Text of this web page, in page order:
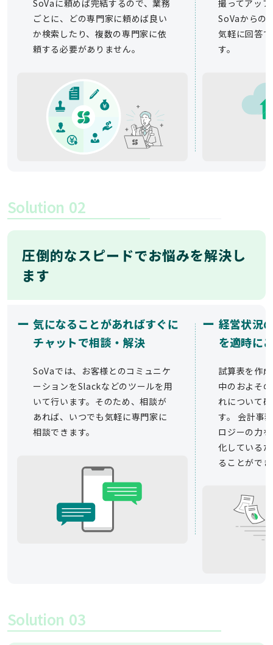
SoVaに頼めば完結するので、業務
ごとに、どの専門家に頼めば良い
か検索したり、複数の専門家に依
頼する必要がありません。
撮ってアッ
SoVaからの
気軽に回答
す。
Solution 02
圧倒的なスピードでお悩みを解決し
ます
ー 気になることがあればすぐに
チャットで相談・解決
SoVaでは、お客様とのコミュニケ
ーションをSlackなどのツールを用
いて行います。そのため、相談が
あれば、いつでも気軽に専門家に
相談できます。
ー 経営状況
を適時に
試算表を作
中のおよそ
れについて
す。 会計事
ロジーの力
化している
ることがで
Solution 03